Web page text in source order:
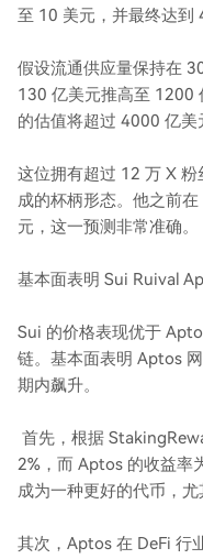
至 10 美元，并最终达到
假设流通供应量保持在
130 亿美元推高至 1200
的估值将超过 4000 亿美
这位拥有超过 12 万 X
成的杯柄形态。他之前
元，这一预测非常准确。
基本面表明 Sui Ruival
Sui 的价格表现优于
链。基本面表明 Aptos
期内飙升。
首先，根据
2%，而 Aptos 的收益率
成为一种更好的代币，尤
其次，Aptos 在 DeFi 行